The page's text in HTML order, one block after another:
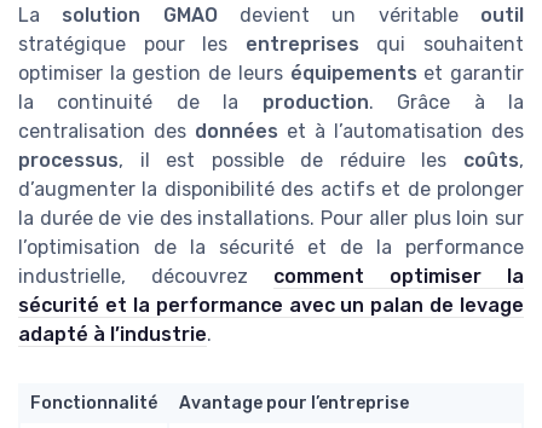
La solution GMAOdevient un véritable outil
stratégique pour les entreprises qui souhaitent
optimiser la gestion de leurs équipements et garantir
la continuité de la production. Grâce à la
centralisation des données et à l’automatisation des
processus, il est possible de réduire les coûts,
d’augmenter la disponibilité des actifs et de prolonger
la durée de vie des installations. Pour aller plus loin sur
l’optimisation de la sécurité et de la performance
industrielle, découvrez comment optimiser la
sécurité et la performance avec un palan de levage
adapté à l’industrie.
Fonctionnalité
Avantage pour l’entreprise